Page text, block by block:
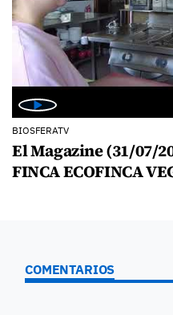
BIOSFERATV
El Magazine (31/07/
FINCA ECOFINCA
COMENTARIOS